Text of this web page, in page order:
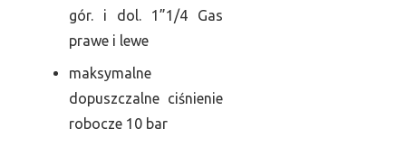
gór. i dol. 1”1/4 Gas
prawe i lewe
maksymalne
dopuszczalne ciśnienie
robocze 10 bar